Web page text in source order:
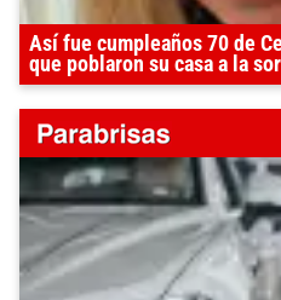
Así fue cumpleaños 70 de
que poblaron su casa a la